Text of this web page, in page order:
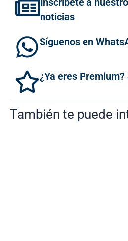
Inscríbete a
noticias
Síguenos en
¿Ya eres
También te puede